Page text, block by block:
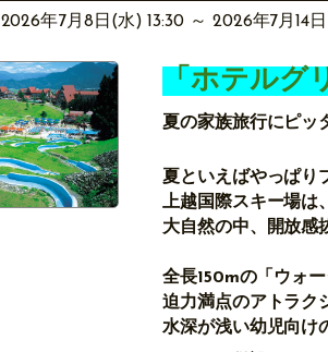
2026年7月8日(水) 13:30 ～ 2026年7月14
「ホテルグ
夏の家族旅行にピッ
夏といえばやっぱり
上越国際スキー場は
大自然の中、開放感
全長150mの「ウォ
迫力満点のアトラク
水深が浅い幼児向け